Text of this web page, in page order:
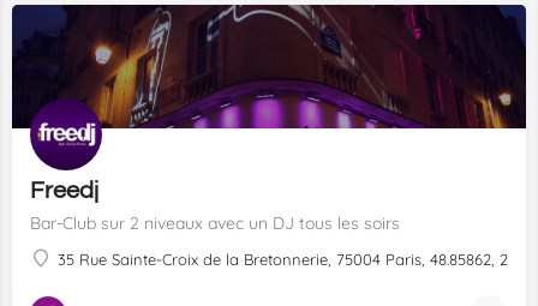
Freedj
Bar-Club sur 2 niveaux avec un DJ tous les soirs
35 Rue Sainte-Croix de la Bretonnerie, 75004 Paris, 48.85862,